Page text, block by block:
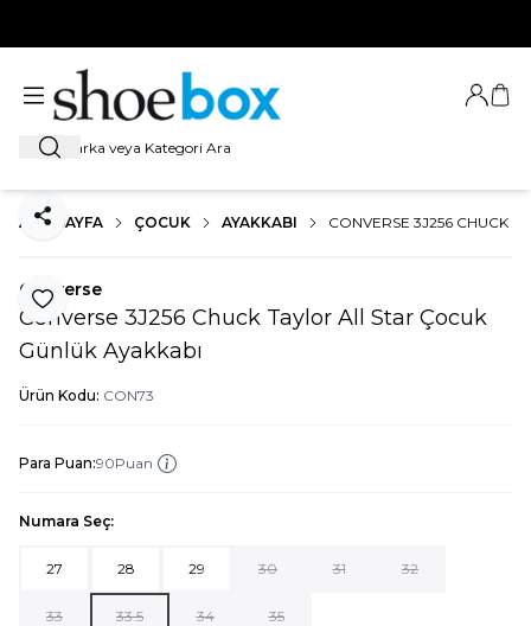
Ara
Giriş
ANA SAYFA ÇOCUK AYAKKABI CONVERSE 3J256 CHUCK
Favoriye Ekle
Paylaş
Converse
Converse 3J256 Chuck Taylor All Star Çocuk
Günlük Ayakkabı
Ürün Kodu: CON73
Para Puan:90Puan
Numara Seç:
27 28 29 30 31 32
33 33.5 34 35